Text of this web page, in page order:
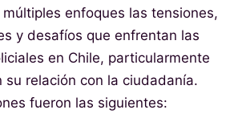
enfoques las tensiones,
y desafíos que enfrentan las
en Chile, particularmente
su relación con la ciudadanía.
fueron las siguientes: